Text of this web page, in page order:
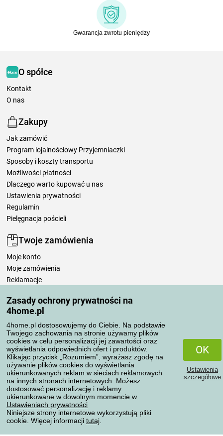
Zasady ochrony prywatności na
4home.pl
4home.pl dostosowujemy do Ciebie. Na podstawie
Twojego zachowania na stronie używamy plików
cookies w celu personalizacji jej zawartości oraz
wyświetlania odpowiednich ofert i produktów.
Klikając przycisk „Rozumiem”, wyrażasz zgodę na
używanie plików cookies do wyświetlania
ukierunkowanych reklam w sieciach reklamowych
na innych stronach internetowych. Możesz
dostosować personalizację i reklamy
ukierunkowane w dowolnym momencie w
Ustawieniach prywatności
Niniejsze strony internetowe wykorzystują pliki
cookie. Więcej informacji tutaj
OK
Ustawienia
szczegółowe
Gwarancja zwrotu pieniędzy
O spółce
Kontakt
O nas
Zakupy
Jak zamówić
Program lojalnościowy Przyjemniaczki
Sposoby i koszty transportu
Możliwości płatności
Dlaczego warto kupować u nas
Ustawienia prywatności
Regulamin
Pielęgnacja pościeli
Twoje zamówienia
Moje konto
Moje zamówienia
Reklamacje
Zasady przetwarzania recenzji
Sposoby transportu
Metody płatności
Niezawodny sklep